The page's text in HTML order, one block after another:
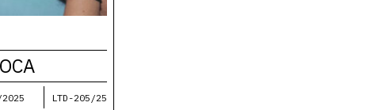
LTD-205/25